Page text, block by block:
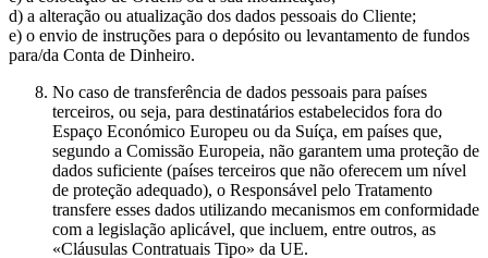
d) a alteração ou atualização dos dados pessoais do Cliente;
e) o envio de instruções para o depósito ou levantamento de fundos
para/da Conta de Dinheiro.
No caso de transferência de dados pessoais para países
terceiros, ou seja, para destinatários estabelecidos fora do
Espaço Económico Europeu ou da Suíça, em países que,
segundo a Comissão Europeia, não garantem uma proteção de
dados suficiente (países terceiros que não oferecem um nível
de proteção adequado), o Responsável pelo Tratamento
transfere esses dados utilizando mecanismos em conformidade
com a legislação aplicável, que incluem, entre outros, as
«Cláusulas Contratuais Tipo» da UE.